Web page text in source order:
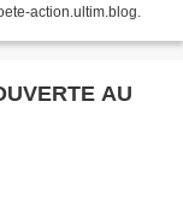
action.ultim.blog.
AU